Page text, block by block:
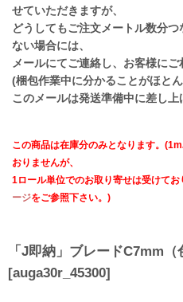
せていただきますが、
どうしてもご注文メートル数分
ない場合には、
メールにてご連絡し、お客様にご
(梱包作業中に分かることがほとん
このメールは発送準備中に差し
この商品は在庫分のみとなります。
おりませんが、
1ロール単位でのお取り寄せは受けてお
ージをご参照下さい。)
「J即納」ブレードC7mm（
[auga30r_45300]